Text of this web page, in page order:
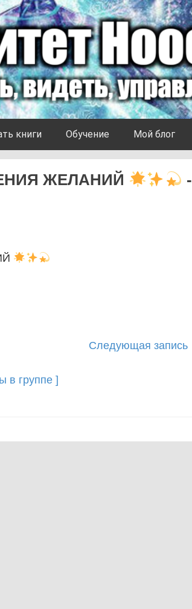
книги Обучение Мой блог
ЖЕЛАНИЙ
-
Следующая запись
в группе ]